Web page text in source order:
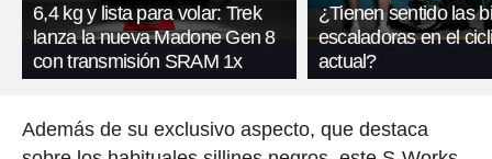
6,4 kg y lista para volar: Trek
lanza la nueva Madone Gen 8
con transmisión SRAM 1x
¿Tienen sentido las
escaladoras en el
actual?
Además de su exclusivo aspecto, que destaca